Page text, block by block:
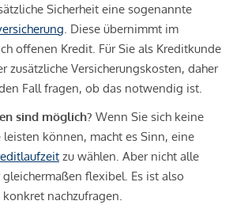
Sicherheit eine sogenannte
. Diese übernimmt im
offenen Kredit. Für Sie als Kreditkunde
zusätzliche Versicherungskosten, daher
Fall fragen, ob das notwendig ist.
sind möglich? Wenn Sie sich keine
leisten können, macht es Sinn, eine
zu wählen. Aber nicht alle
flexibel. Es ist also
nachzufragen.